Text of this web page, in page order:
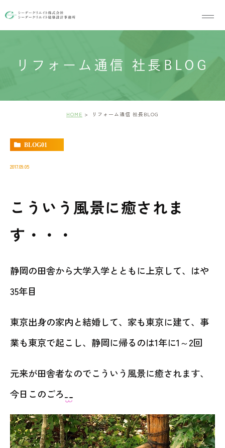
リフォーム通信 社長BLOG
HOME リフォーム通信 社長BLOG
BLOG01
2017.09.05
こういう風景に癒されま
す・・・
静岡の田舎から大学入学とともに上京して、はや
35年目
東京出身の家内と結婚して、家も東京に建て、事
業も東京で起こし、静岡に帰るのは1年に1～2回
元来が田舎者なのでこういう風景に癒されます、
今日このごろ